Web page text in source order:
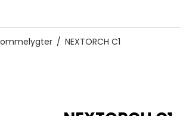
Dobson Classic
/ NEXTORCH C1